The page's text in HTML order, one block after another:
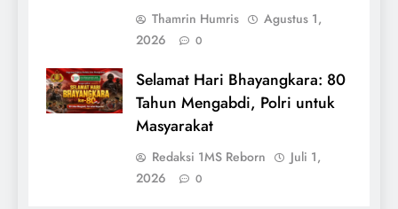
Thamrin Humris
Agustus 1,
2026
0
Selamat Hari Bhayangkara: 80
Tahun Mengabdi, Polri untuk
Masyarakat
Redaksi 1MS Reborn
Juli 1,
2026
0